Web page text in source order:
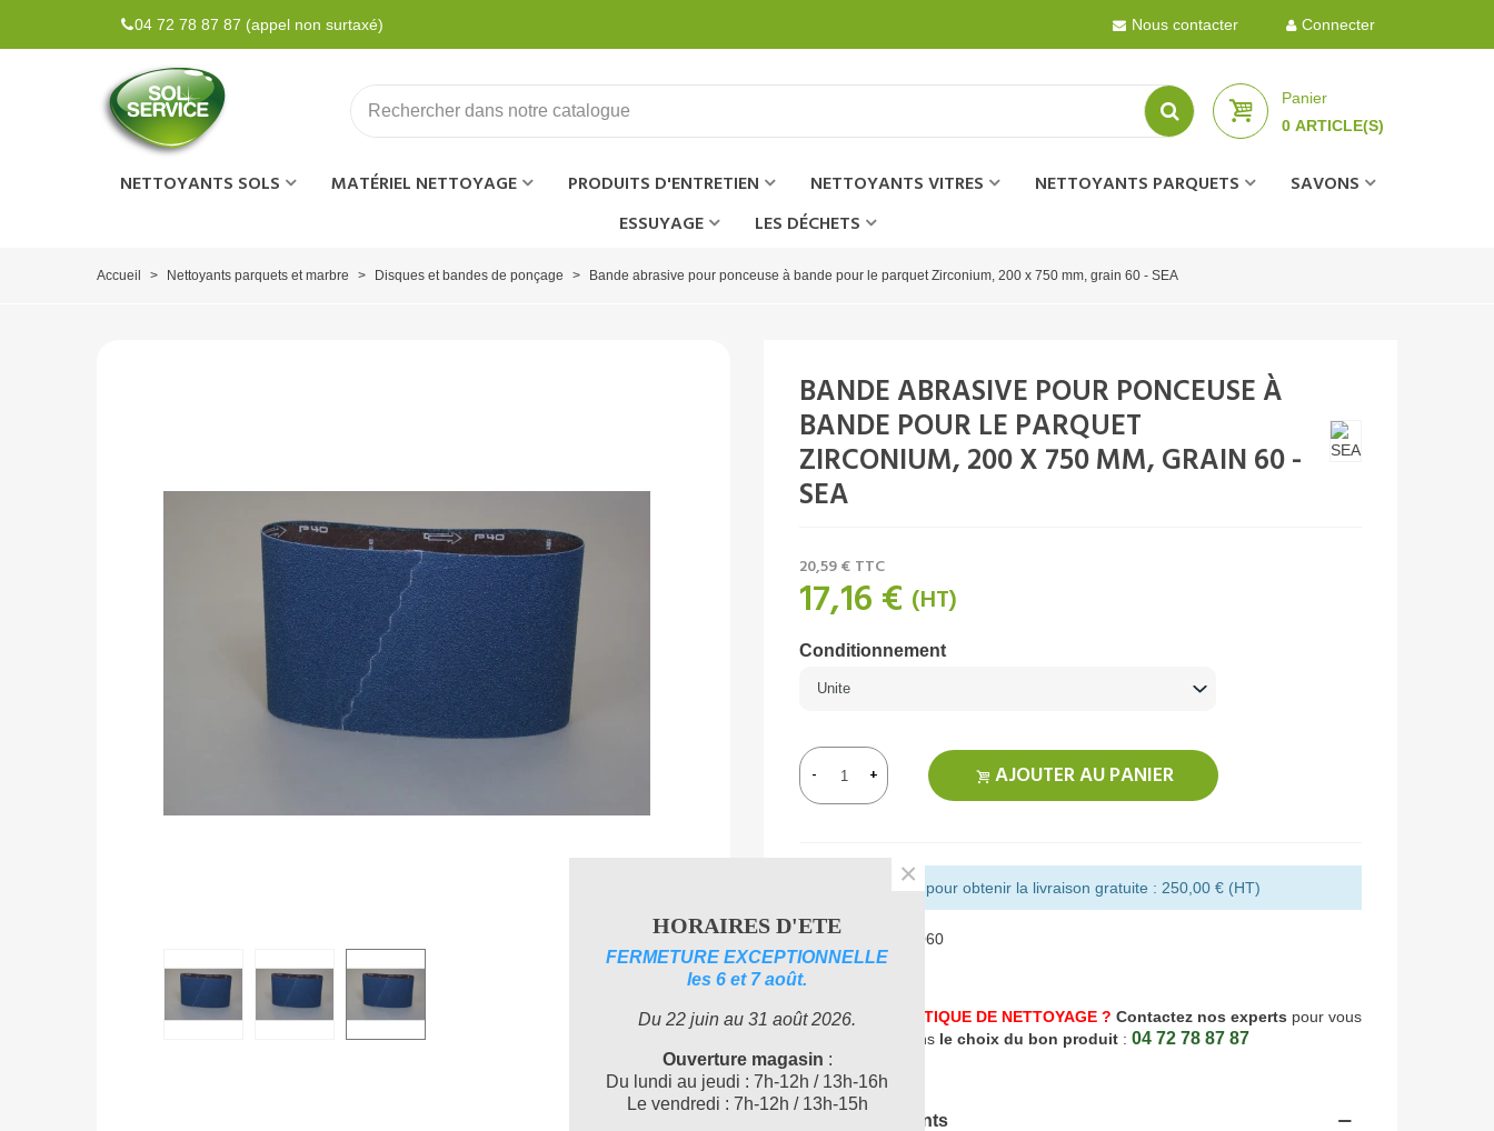
04 72 78 87 87 (appel non surtaxé) Nous contacter Connecter
Panier
0 ARTICLE(S)
NETTOYANTS SOLS MATÉRIEL NETTOYAGE PRODUITS D'ENTRETIEN NETTOYANTS VITRES NETTOYANTS PARQUETS
SAVONS
ESSUYAGE
LES DÉCHETS
Accueil > Nettoyants parquets et marbre > Disques et bandes de ponçage > Bande abrasive pour ponceuse à bande pour le parquet Zirconium, 200 x 750 mm, grain 60 - SEA
BANDE ABRASIVE POUR PONCEUSE À
BANDE POUR LE PARQUET
ZIRCONIUM, 200 X 750 MM, GRAIN 60 -
SEA
20,59 € TTC
17,16 € (HT)
Conditionnement
- + AJOUTER AU PANIER
Montant restant pour obtenir la livraison gratuite : 250,00 € (HT)
Référence: 0109060
Aimer 0
UNE PROBLEMATIQUE DE NETTOYAGE ? Contactez nos experts pour vous
accompagner dans le choix du bon produit : 04 72 78 87 87
Documents joints
HORAIRES D'ETE
FERMETURE EXCEPTIONNELLE
les 6 et 7 août.
Du 22 juin au 31 août 2026.
Ouverture magasin :
Du lundi au jeudi : 7h-12h / 13h-16h
Le vendredi : 7h-12h / 13h-15h
×